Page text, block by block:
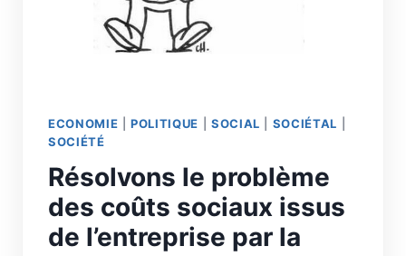
ECONOMIE |POLITIQUE SOCIAL SOCIÉTAL
SOCIÉTÉ
Résolvons le problème
des coûts sociaux issus
de l’entreprise par la